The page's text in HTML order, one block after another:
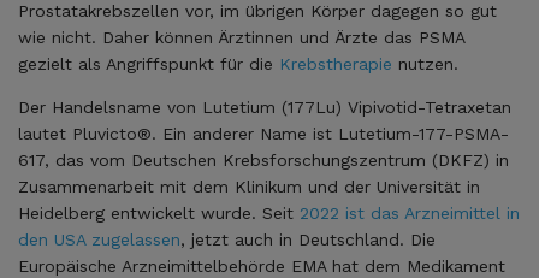
Prostatakrebszellen vor, im übrigen Körper dagegen so gut
wie nicht. Daher können Ärztinnen und Ärzte das PSMA
gezielt als Angriffspunkt für die Krebstherapie nutzen.
Der Handelsname von Lutetium (177Lu) Vipivotid-Tetraxetan
lautet Pluvicto®. Ein anderer Name ist Lutetium-177-PSMA-
617, das vom Deutschen Krebsforschungszentrum (DKFZ) in
Zusammenarbeit mit dem Klinikum und der Universität in
Heidelberg entwickelt wurde. Seit 2022 ist das Arzneimittel in
den USA zugelassen, jetzt auch in Deutschland. Die
Europäische Arzneimittelbehörde EMA hat dem Medikament